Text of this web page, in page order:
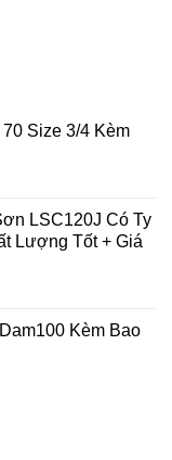
Size 3/4 Kèm
LSC120J Có Ty
Lượng Tốt + Giá
Kèm Bao